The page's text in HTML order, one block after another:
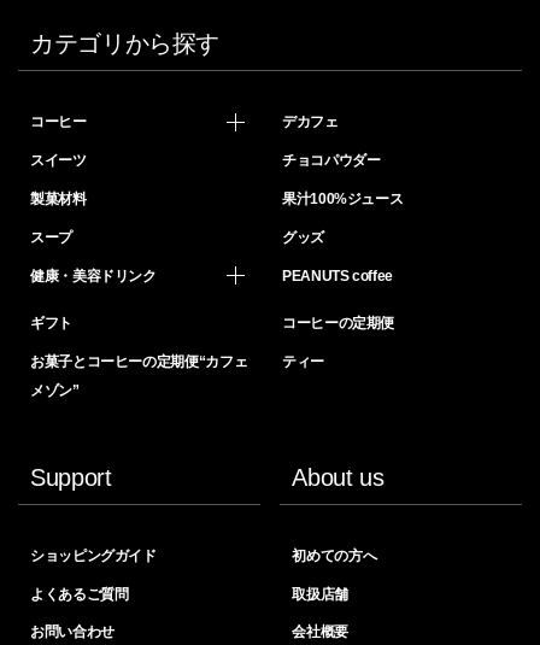
カテゴリから探す
コーヒー デカフェ
スイーツ チョコパウダー
製菓材料 果汁100%ジュース
スープ グッズ
健康・美容ドリンク PEANUTS coffee
ギフト コーヒーの定期便
お菓子とコーヒーの定期便“カフェ
メゾン”
ティー
Support
ショッピングガイド
よくあるご質問
お問い合わせ
About us
初めての方へ
取扱店舗
会社概要